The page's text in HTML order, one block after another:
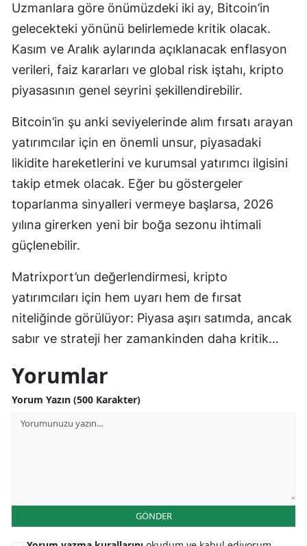
Uzmanlara göre önümüzdeki iki ay, Bitcoin’in
gelecekteki yönünü belirlemede kritik olacak.
Kasım ve Aralık aylarında açıklanacak enflasyon
verileri, faiz kararları ve global risk iştahı, kripto
piyasasının genel seyrini şekillendirebilir.
Bitcoin’in şu anki seviyelerinde alım fırsatı arayan
yatırımcılar için en önemli unsur, piyasadaki
likidite hareketlerini ve kurumsal yatırımcı ilgisini
takip etmek olacak. Eğer bu göstergeler
toparlanma sinyalleri vermeye başlarsa, 2026
yılına girerken yeni bir boğa sezonu ihtimali
güçlenebilir.
Matrixport’un değerlendirmesi, kripto
yatırımcıları için hem uyarı hem de fırsat
niteliğinde görülüyor: Piyasa aşırı satımda, ancak
sabır ve strateji her zamankinden daha kritik…
Yorumlar
Yorum Yazın (500 Karakter)
GÖNDER